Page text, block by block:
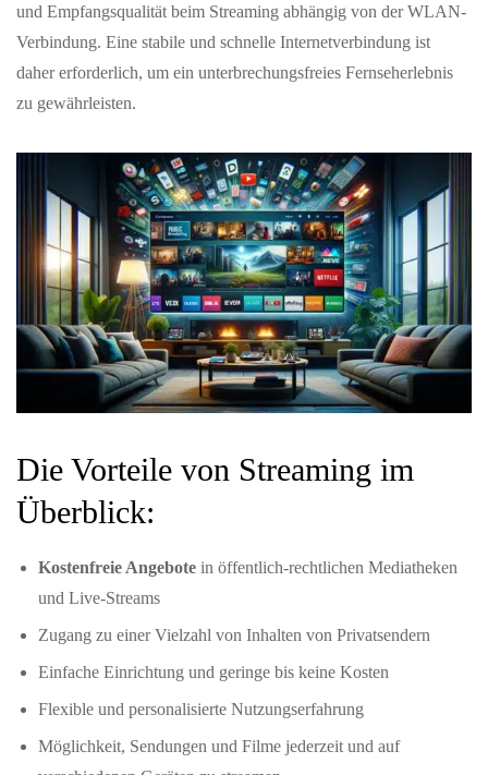
und Empfangsqualität beim Streaming abhängig von der WLAN-
Verbindung. Eine stabile und schnelle Internetverbindung ist
daher erforderlich, um ein unterbrechungsfreies Fernseherlebnis
zu gewährleisten.
Die Vorteile von Streaming im
Überblick:
Kostenfreie Angebote in öffentlich-rechtlichen Mediatheken
und Live-Streams
Zugang zu einer Vielzahl von Inhalten von Privatsendern
Einfache Einrichtung und geringe bis keine Kosten
Flexible und personalisierte Nutzungserfahrung
Möglichkeit, Sendungen und Filme jederzeit und auf